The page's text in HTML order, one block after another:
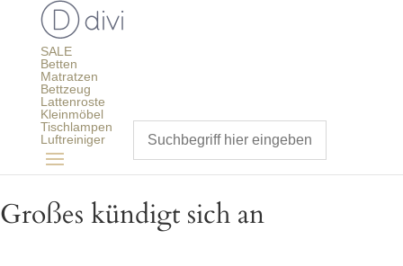
SALE
Betten
Matratzen
Bettzeug
Lattenroste
Kleinmöbel
Tischlampen
Luftreiniger
Großes kündigt sich an